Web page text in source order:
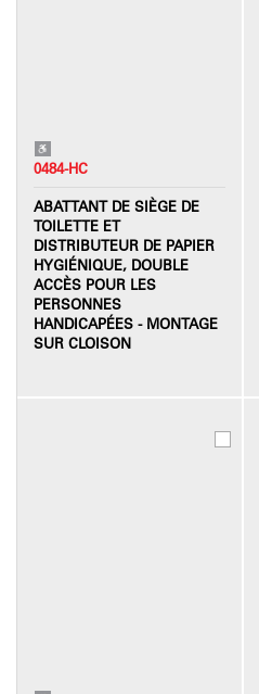
0484-HC
ABATTANT DE SIÈGE DE
TOILETTE ET
DISTRIBUTEUR DE PAPIER
HYGIÉNIQUE, DOUBLE
ACCÈS POUR LES
PERSONNES
HANDICAPÉES - MONTAGE
SUR CLOISON